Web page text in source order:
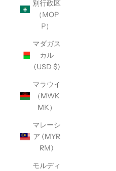
別行政区
（MOP
P）
マダガス
カル
(USD $)
マラウイ
（MWK
MK）
マレーシ
ア (MYR
RM)
モルディ